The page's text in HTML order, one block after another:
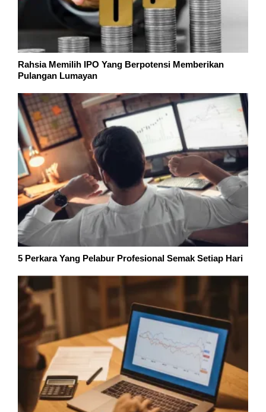
Rahsia Memilih IPO Yang Berpotensi Memberikan
Pulangan Lumayan
5 Perkara Yang Pelabur Profesional Semak Setiap Hari